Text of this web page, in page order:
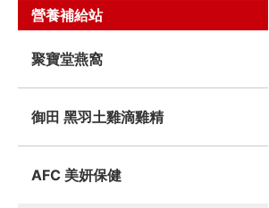
營養補給站
聚寶堂燕窩
御田 黑羽土雞滴雞精
AFC 美妍保健